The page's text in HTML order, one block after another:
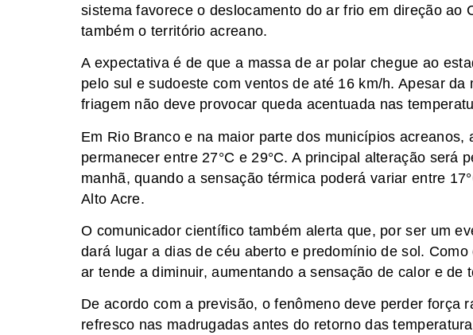
sistema favorece o deslocamento do ar frio em direção ao
também o território acreano.
A expectativa é de que a massa de ar polar chegue ao
pelo sul e sudoeste com ventos de até 16 km/h. Apesar
friagem não deve provocar queda acentuada nas
Em Rio Branco e na maior parte dos municípios acreanos,
permanecer entre 27°C e 29°C. A principal alteração será
manhã, quando a sensação térmica poderá variar entre
Alto Acre.
O comunicador científico também alerta que, por ser um
dará lugar a dias de céu aberto e predomínio de sol.
ar tende a diminuir, aumentando a sensação de calor e de
De acordo com a previsão, o fenômeno deve perder força
refresco nas madrugadas antes do retorno das